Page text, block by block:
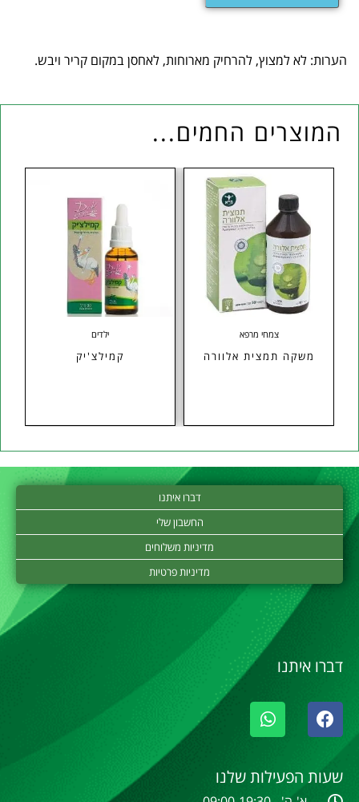
הערות: לא למצוץ, להרחיק מארוחות, לאחסן במקום קריר ויבש.
המוצרים החמים...
צמחי מרפא
משקה תמצית אלוורה
ילדים
קמילצ'יק
דברו איתנו
החשבון שלי
מדיניות משלוחים
מדיניות פרטיות
דברו איתנו
שעות הפעילות שלנו